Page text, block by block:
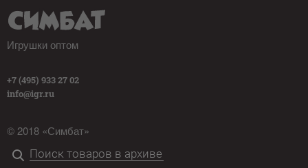
Игрушки оптом
+7 (495) 933 27 02
info@igr.ru
© 2018 «Симбат»